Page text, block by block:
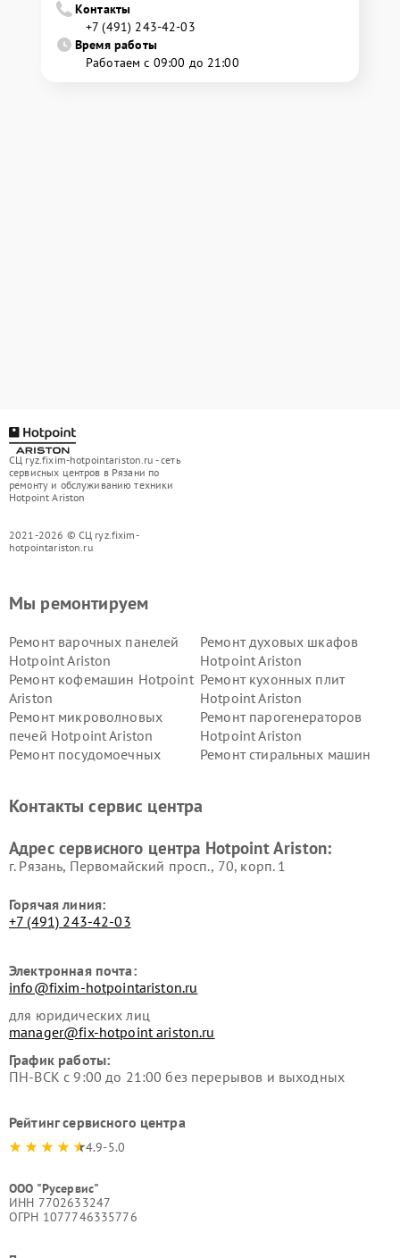
Контакты
+7 (491) 243-42-03
Время работы
Работаем с 09:00 до 21:00
СЦ ryz.fixim-hotpointariston.ru - сеть
сервисных центров в Рязани по
ремонту и обслуживанию техники
Hotpoint Ariston
2021-2026 © СЦ ryz.fixim-
hotpointariston.ru
Мы ремонтируем
Ремонт варочных панелей
Hotpoint Ariston
Ремонт духовых шкафов
Hotpoint Ariston
Ремонт кофемашин Hotpoint
Ariston
Ремонт кухонных плит
Hotpoint Ariston
Ремонт микроволновых
печей Hotpoint Ariston
Ремонт парогенераторов
Hotpoint Ariston
Ремонт посудомоечных
Ремонт стиральных машин
Hotpoint Ariston
Hotpoint Ariston
Ariston
Hotpoint Ariston
Контакты сервис центра
Адрес сервисного центра Hotpoint Ariston:
г. Рязань, Первомайский просп., 70, корп. 1
Горячая линия:
+7 (491) 243-42-03
Электронная почта:
info@fixim-hotpointariston.ru
для юридических лиц
manager@fix-hotpoint ariston.ru
График работы:
ПН-ВСК с 9:00 до 21:00 без перерывов и выходных
Рейтинг сервисного центра
4.9-5.0
ООО "Русервис"
ИНН 7702633247
ОГРН 1077746335776